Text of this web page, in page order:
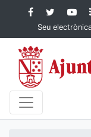
Contingut principal
Ajuntament
Seu